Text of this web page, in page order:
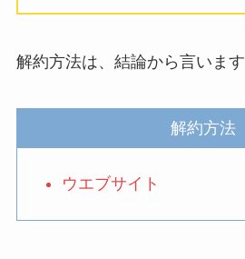
を
解約方法は、結論から言います
解約方法
ウエブサイト